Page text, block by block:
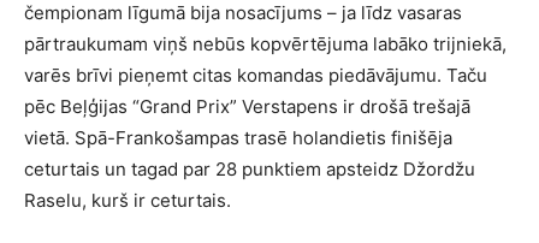
čempionam līgumā bija nosacījums – ja līdz vasaras
pārtraukumam viņš nebūs kopvērtējuma labāko trijniekā,
varēs brīvi pieņemt citas komandas piedāvājumu. Taču
pēc Beļģijas “Grand Prix” Verstapens ir drošā trešajā
vietā. Spā-Frankošampas trasē holandietis finišēja
ceturtais un tagad par 28 punktiem apsteidz Džordžu
Raselu, kurš ir ceturtais.